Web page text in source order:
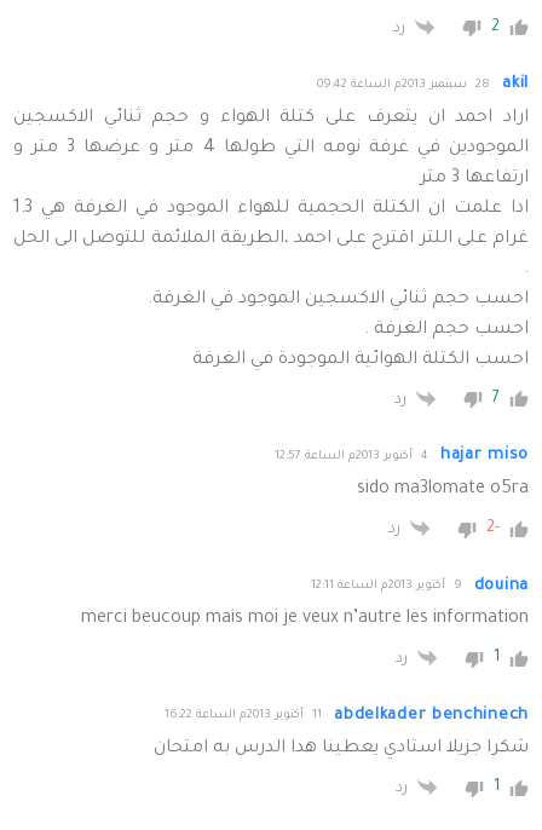
2 رد
akil 28 سبتمبر 2013م الساعة 09:42
اراد احمد ان يتعرف على كتلة الهواء و حجم ثنائي الاكسجين
الموجودين في غرفة نومه التي طولها 4 متر و عرضها 3 متر و
ارتفاعها 3 متر
ادا علمت ان الكتلة الحجمية للهواء الموجود في الغرفة هي 1.3
غرام على اللتر اقترح على احمد ،الطريقة الملائمة للتوصل الى الحل
.
احسب حجم ثنائي الاكسجين الموجود في الغرفة.
احسب حجم الغرفة .
احسب الكتلة الهوائية الموجودة في الغرفة
7 رد
hajar miso 4 أكتوبر 2013م الساعة 12:57
sido ma3lomate o5ra
-2 رد
douina 9 أكتوبر 2013م الساعة 12:11
merci beucoup mais moi je veux n’autre les information
1 رد
abdelkader benchinech 11 أكتوبر 2013م الساعة 16:22
شكرا جزيلا استادي يعطينا هدا الدرس به امتحان
1 رد